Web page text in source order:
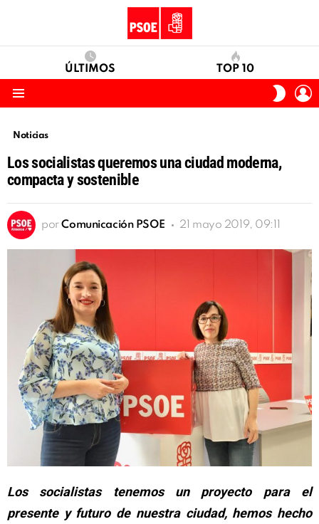
ÚLTIMOS TOP 10
SKIN
Noticias
Los socialistas queremos una ciudad moderna,
compacta y sostenible
por Comunicación PSOE 21 mayo 2019, 09:11
Los socialistas tenemos un proyecto para el
presente y futuro de nuestra ciudad, hemos hecho